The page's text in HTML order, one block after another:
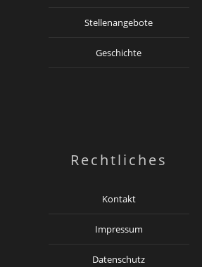
Stellenangebote
Geschichte
Rechtliches
Kontakt
Impressum
Datenschutz